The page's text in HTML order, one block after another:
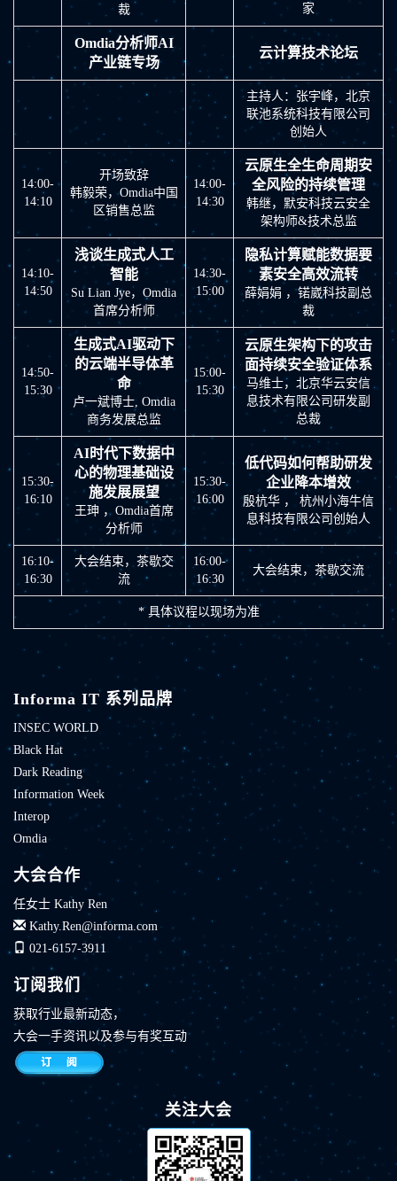
裁
家
Omdia分析师AI
产业链专场
云计算技术论坛
主持人：张宇峰，北京
联池系统科技有限公司
创始人
14:00-
14:10
开场致辞
韩毅荣，Omdia中国
区销售总监
14:00-
14:30
云原生全生命周期安
全风险的持续管理
韩继，默安科技云安全
架构师&技术总监
14:10-
14:50
浅谈生成式人工
智能
Su Lian Jye，Omdia
首席分析师
14:30-
15:00
隐私计算赋能数据要
素安全高效流转
薛娟娟 ，锘崴科技副总
裁
14:50-
15:30
生成式AI驱动下
的云端半导体革
命
卢一斌博士, Omdia
商务发展总监
15:00-
15:30
云原生架构下的攻击
面持续安全验证体系
马维士，北京华云安信
息技术有限公司研发副
总裁
15:30-
16:10
AI时代下数据中
心的物理基础设
施发展展望
王珅 ，Omdia首席
分析师
15:30-
16:00
低代码如何帮助研发
企业降本增效
殷杭华 ， 杭州小海牛信
息科技有限公司创始人
16:10-
16:30
大会结束，茶歇交
流
16:00-
16:30
大会结束，茶歇交流
* 具体议程以现场为准
Informa IT 系列品牌
INSEC WORLD
Black Hat
Dark Reading
Information Week
Interop
Omdia
大会合作
任女士 Kathy Ren
Kathy.Ren@informa.com
021-6157-3911
订阅我们
获取行业最新动态，
大会一手资讯以及参与有奖互动
关注大会